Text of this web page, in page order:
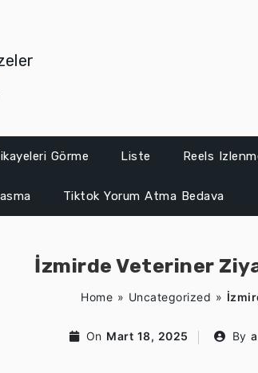
Görme Liste Reels
Tiktok Yorum Atma Bedava
İzmirde Veteriner
Home » Uncategorized »
On Mart 18, 2025 By